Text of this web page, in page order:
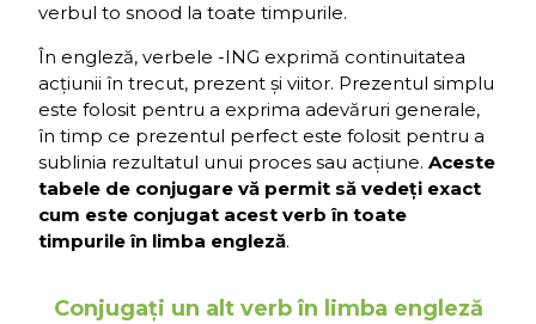
verbul to snood la toate timpurile.
În engleză, verbele -ING exprimă continuitatea
acțiunii în trecut, prezent și viitor. Prezentul simplu
este folosit pentru a exprima adevăruri generale,
în timp ce prezentul perfect este folosit pentru a
sublinia rezultatul unui proces sau acțiune. Aceste
tabele de conjugare vă permit să vedeți exact
cum este conjugat acest verb în toate
timpurile în limba engleză.
Conjugați un alt verb în limba engleză